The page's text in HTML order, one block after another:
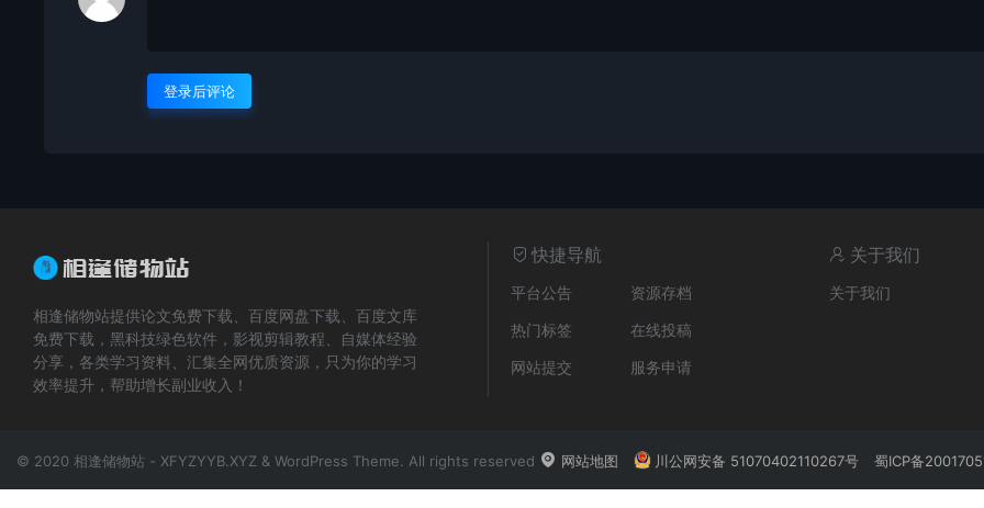
登录后评论
相逢储物站提供论文免费下载、百度网盘下载、百度文库
免费下载，黑科技绿色软件，影视剪辑教程、自媒体经验
分享，各类学习资料、汇集全网优质资源，只为你的学习
效率提升，帮助增长副业收入！
快捷导航
平台公告
资源存档
热门标签
在线投稿
网站提交
服务申请
关于我们
关于我们
© 2020 相逢储物站 - XFYZYYB.XYZ & WordPress Theme. All rights reserved 网站地图 川公网安备 51070402110267号 蜀ICP备